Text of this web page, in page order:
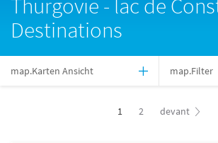
Destinations
map.Karten Ansicht map.Filter
1 2 devant